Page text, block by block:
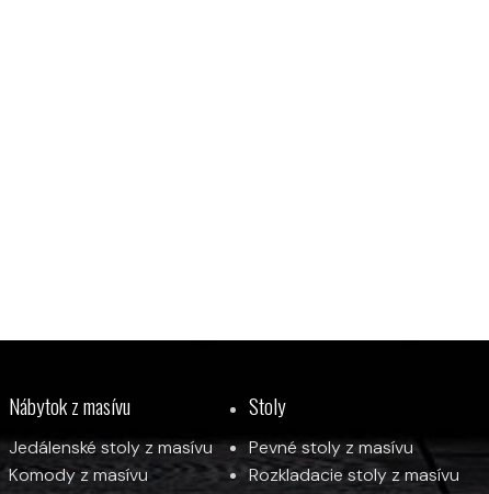
Nábytok z masívu
Jedálenské stoly z masívu
Komody z masívu
Stoly
Pevné stoly z masívu
Rozkladacie stoly z masívu